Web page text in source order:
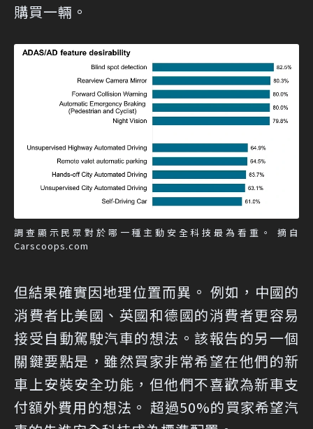
購買一輛。
調查顯示民眾對於哪一種主動安全科技最為看重。 摘自
Carscoops.com
但結果確實因地理位置而異。 例如，中國的
消費者比美國、英國和德國的消費者更容易
接受自動駕駛汽車的想法。該報告的另一個
關鍵要點是，雖然買家非常希望在他們的新
車上安裝安全功能，但他們不喜歡為新車支
付額外費用的想法。 超過50%的買家希望汽